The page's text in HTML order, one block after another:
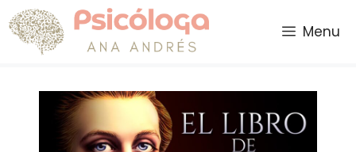
Saltar
al
contenido
Menu